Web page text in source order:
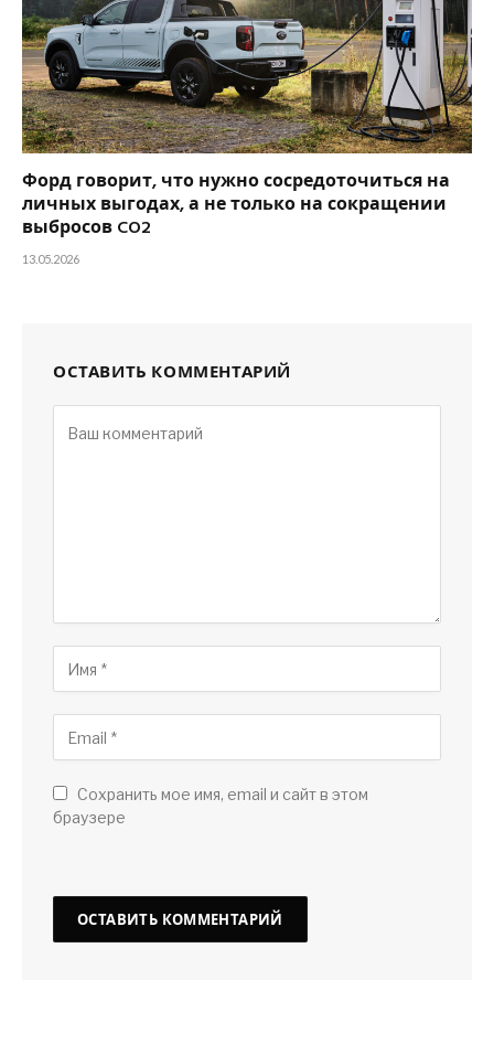
Форд говорит, что нужно сосредоточиться на
личных выгодах, а не только на сокращении
выбросов CO2
13.05.2026
ОСТАВИТЬ КОММЕНТАРИЙ
Сохранить мое имя, email и сайт в этом
браузере